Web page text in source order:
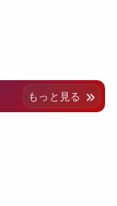
もっと見る